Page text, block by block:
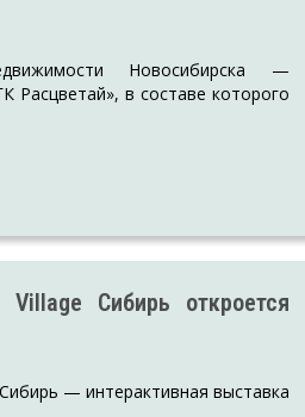
Новосибирска —
Расцветай», в составе которого
Сибирь откроется
— интерактивная выставка